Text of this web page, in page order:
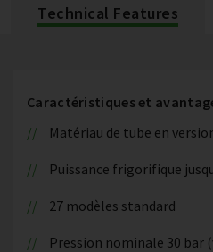
Technical Features
Caractéristiques et
Matériau de tube en
Puissance frigorifique
27 modèles standard
Pression nominale 30 bar